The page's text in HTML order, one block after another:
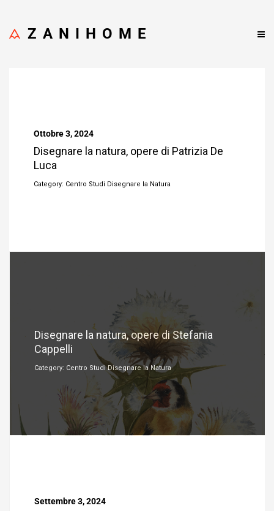
ZANIHOME
Ottobre 3, 2024
Disegnare la natura, opere di Patrizia De
Luca
Category: Centro Studi Disegnare la Natura
Disegnare la natura, opere di Stefania
Cappelli
Category: Centro Studi Disegnare la Natura
Settembre 3, 2024